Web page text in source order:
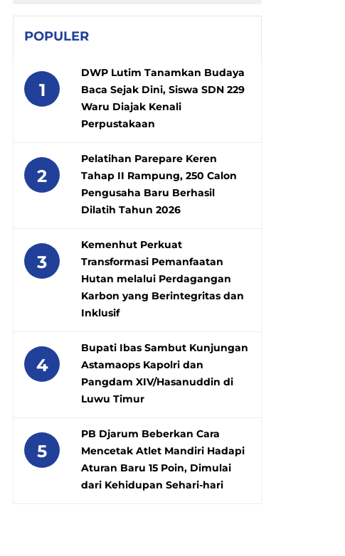
POPULER
1
DWP Lutim Tanamkan Budaya
Baca Sejak Dini, Siswa SDN 229
Waru Diajak Kenali
Perpustakaan
2
Pelatihan Parepare Keren
Tahap II Rampung, 250 Calon
Pengusaha Baru Berhasil
Dilatih Tahun 2026
3
Kemenhut Perkuat
Transformasi Pemanfaatan
Hutan melalui Perdagangan
Karbon yang Berintegritas dan
Inklusif
4
Bupati Ibas Sambut Kunjungan
Astamaops Kapolri dan
Pangdam XIV/Hasanuddin di
Luwu Timur
5
PB Djarum Beberkan Cara
Mencetak Atlet Mandiri Hadapi
Aturan Baru 15 Poin, Dimulai
dari Kehidupan Sehari-hari